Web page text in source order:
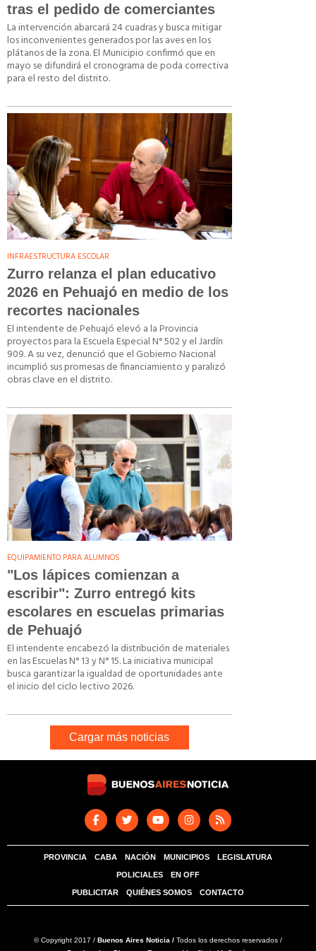
tras el pedido de comerciantes
La intervención abarcará 24 cuadras y busca mitigar
los inconvenientes generados por las aves en los
plátanos de la zona. El Municipio confirmó que en
mayo se difundirá el cronograma de poda correctiva
para el resto del distrito.
INFRAESTRUCTURA ESCOLAR
Zurro relanza el plan educativo
2026 en Pehuajó en medio de los
recortes nacionales
El intendente de Pehuajó elevó a la Provincia
proyectos para la Escuela Especial N° 502 y el Jardín
909. A su vez, denunció que el Gobierno Nacional
incumplió sus promesas de financiamiento y paralizó
obras clave en el distrito.
EQUIPAMIENTO PARA ALUMNOS
"Los lápices comienzan a
escribir": Zurro entregó kits
escolares en escuelas primarias
de Pehuajó
El intendente encabezó la distribución de materiales
en las Escuelas N° 13 y N° 15. La iniciativa municipal
busca garantizar la igualdad de oportunidades ante
el inicio del ciclo lectivo 2026.
Cargar más noticias
PROVINCIA CABA NACIÓN MUNICIPIOS LEGISLATURA
POLICIALES EN OFF
PUBLICITAR QUIÉNES SOMOS CONTACTO
© Copyright 2017 / Buenos Aires Noticia / Todos los derechos reservados /